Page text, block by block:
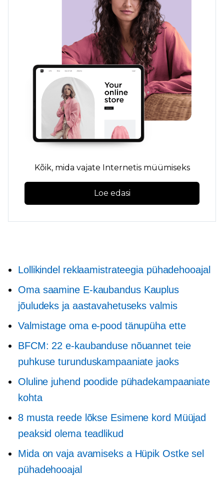
Kõik, mida vajate Internetis müümiseks
Loe edasi
Lollikindel reklaamistrateegia pühadehooajal
Oma saamine E-kaubandusKauplus
jõuludeks ja aastavahetuseks valmis
Valmistage oma e-pood tänupüha ette
BFCM: 22 e-kaubanduse nõuannet teie
puhkuse turunduskampaaniate jaoks
Oluline juhend poodide pühadekampaaniate
kohta
8 musta reede lõkse Esimene kord Müüjad
peaksid olema teadlikud
Mida on vaja avamiseks a Hüpik Ostke sel
pühadehooajal